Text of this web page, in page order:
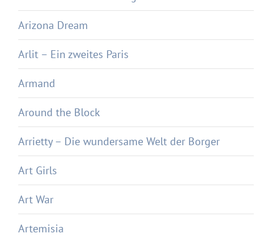
Arizona Dream
Arlit – Ein zweites Paris
Armand
Around the Block
Arrietty – Die wundersame Welt der Borger
Art Girls
Art War
Artemisia